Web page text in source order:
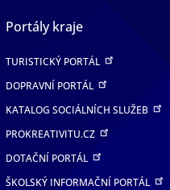
Portály kraje
TURISTICKÝ PORTÁL
DOPRAVNÍ PORTÁL
KATALOG SOCIÁLNÍCH SLUŽEB
PROKREATIVITU.CZ
DOTAČNÍ PORTÁL
ŠKOLSKÝ INFORMAČNÍ PORTÁL